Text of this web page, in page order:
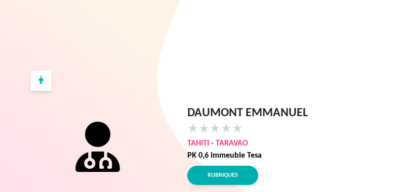
DAUMONT EMMANUEL
★ ★ ★ ★ ★
TAHITI - TARAVAO
PK 0,6 immeuble Tesa
RUBRIQUES